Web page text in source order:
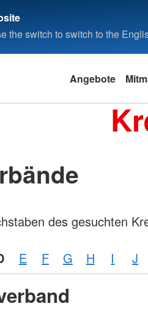
the switch to switch to the
Angebote
des gesuchten
E F G H I J